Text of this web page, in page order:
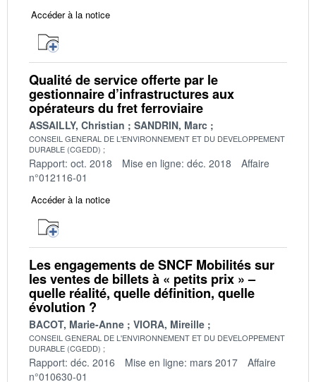
Accéder à la notice
Qualité de service offerte par le
gestionnaire d’infrastructures aux
opérateurs du fret ferroviaire
ASSAILLY, Christian SANDRIN, Marc
CONSEIL GENERAL DE L'ENVIRONNEMENT ET DU DEVELOPPEMENT
DURABLE (CGEDD)
Rapport: oct. 2018 Mise en ligne: déc. 2018
Affaire
n°012116-01
Accéder à la notice
Les engagements de SNCF Mobilités sur
les ventes de billets à « petits prix » –
quelle réalité, quelle définition, quelle
évolution ?
BACOT, Marie-Anne VIORA, Mireille
CONSEIL GENERAL DE L'ENVIRONNEMENT ET DU DEVELOPPEMENT
DURABLE (CGEDD)
Rapport: déc. 2016 Mise en ligne: mars 2017
Affaire
n°010630-01